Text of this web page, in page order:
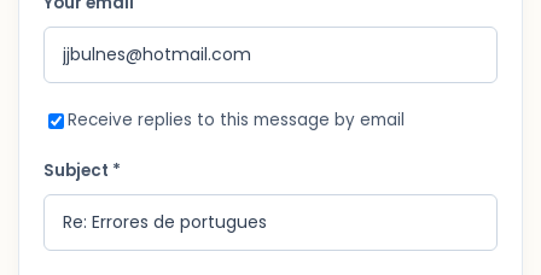
Receive replies to this message by email
Subject *